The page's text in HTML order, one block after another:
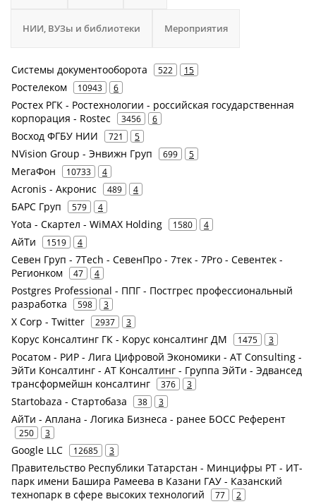
НИИ, ВУЗы и библиотеки Мероприятия
Системы документооборота 522 15
Ростелеком 10943 6
Ростех РГК - Ростехнологии - российская государственная
корпорация - Rostec
3456 6
Восход ФГБУ НИИ 721 5
NVision Group - Энвижн Груп 699 5
МегаФон 10733 4
Acronis - Акронис 489 4
БАРС Груп 579 4
Yota - Скартел - WiMAX Holding 1580 4
АйТи 1519 4
Севен Груп - 7Tech - СевенПро - 7тек - 7Pro - Севентек -
Регионком
47 4
Postgres Professional - ППГ - Постгрес профессиональный
разработка
598 3
X Corp - Twitter 2937 3
Корус Консалтинг ГК - Корус консалтинг ДМ 1475 3
Росатом - РИР - Лига Цифровой Экономики - AT Consulting -
ЭйТи Консалтинг - АТ Консалтинг - Группа ЭйТи - Эдвансед
трансформейшн консалтинг
376 3
Startobaza - Стартобаза 38 3
АйТи - Аплана - Логика Бизнеса - ранее БОСС Референт
250 3
Google LLC 12685 3
Правительство Республики Татарстан - Минцифры РТ - ИТ-
парк имени Башира Рамеева в Казани ГАУ - Казанский
технопарк в сфере высоких технологий
77 2